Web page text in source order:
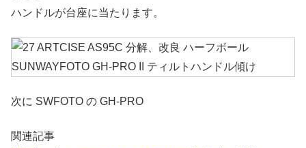
ハンドルが台座に当たります。
次に SWFOTO の GH-PRO
関連記事